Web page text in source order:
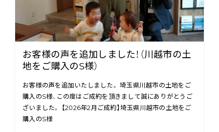
お客様の声を追加しました！（川越市の土
地をご購入のS様）
お客様の声を追加いたしました。 埼玉県川越市の土地をご
購入のS様、この度はご成約を頂きまして誠にありがとうご
ざいました。 【2026年2月ご成約】埼玉県川越市の土地をご
購入のS様